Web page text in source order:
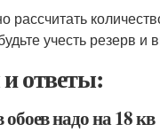
рассчитать
учесть резерв
ответы:
надо на 18 кв